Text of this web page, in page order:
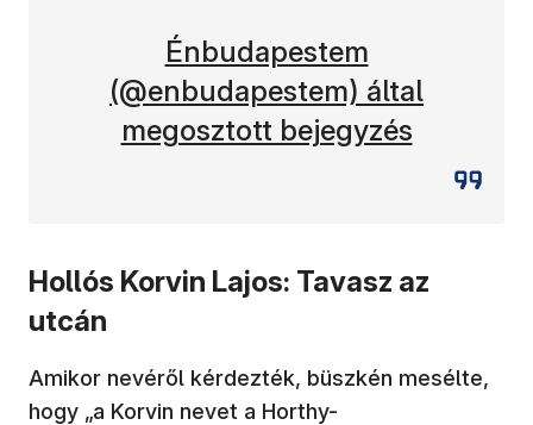
(új ablakban nyílik meg)
Énbudapestem
(@enbudapestem) által
megosztott bejegyzés
Hollós Korvin Lajos: Tavasz az
utcán
Amikor nevéről kérdezték, büszkén mesélte,
hogy „a Korvin nevet a Horthy-